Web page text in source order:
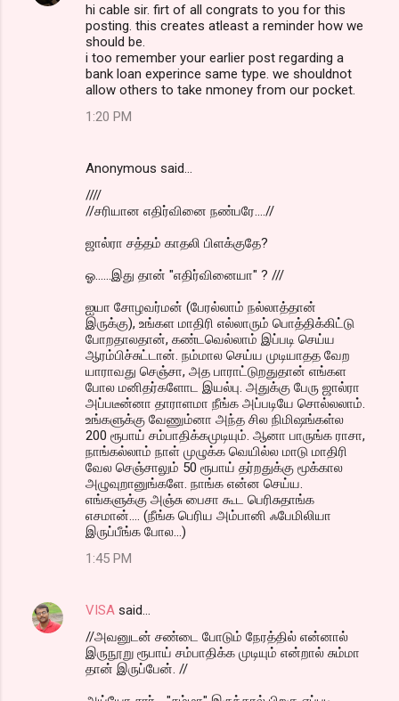
hi cable sir. firt of all congrats to you for this
posting. this creates atleast a reminder how we
should be.
i too remember your earlier post regarding a
bank loan experince same type. we shouldnot
allow others to take nmoney from our pocket.
1:20 PM
Anonymous said…
////
//சரியான எதிர்வினை நண்பரே....//
ஜால்ரா சத்தம் காதலி பிளக்குதே?
ஓ......இது தான் "எதிர்வினையா" ? ///
ஐயா சோழவர்மன் (பேரல்லாம் நல்லாத்தான்
இருக்கு), உங்கள மாதிரி எல்லாரும் பொத்திக்கிட்டு
போறதாலதான், கண்டவெல்லாம் இப்படி செய்ய
ஆரம்பிச்சுட்டான். நம்மால செய்ய முடியாதத வேற
யாராவது செஞ்சா, அத பாராட்டுறதுதான் எங்கள
போல மனிதர்களோட இயல்பு. அதுக்கு பேரு ஜால்ரா
அப்படீன்னா தாராளமா நீங்க அப்படியே சொல்லலாம்.
உங்களுக்கு வேணும்னா அந்த சில நிமிஷங்கள்ல
200 ரூபாய் சம்பாதிக்கமுடியும். ஆனா பாருங்க ராசா,
நாங்கல்லாம் நாள் முழுக்க வெயில்ல மாடு மாதிரி
வேல செஞ்சாலும் 50 ரூபாய் தர்றதுக்கு மூக்கால
அழுவுறானுங்களே. நாங்க என்ன செய்ய.
எங்களுக்கு அஞ்சு பைசா கூட பெரிசுதாங்க
எசமான்.... (நீங்க பெரிய அம்பானி ஃபேமிலியா
இருப்பீங்க போல...)
1:45 PM
VISA said…
//அவனுடன் சண்டை போடும் நேரத்தில் என்னால்
இருநூறு ரூபாய் சம்பாதிக்க முடியும் என்றால் சும்மா
தான் இருப்பேன். //